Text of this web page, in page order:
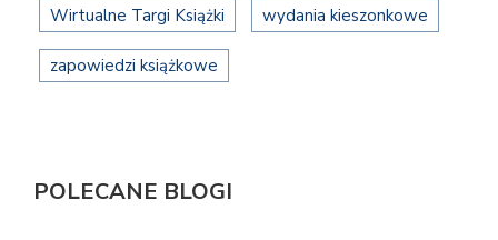
Wirtualne Targi Książki wydania kieszonkowe
zapowiedzi książkowe
POLECANE BLOGI